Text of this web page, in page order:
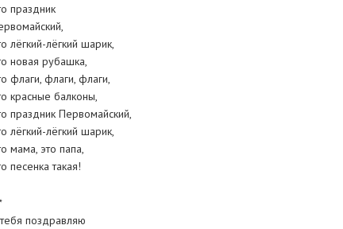
праздник
лёгкий-лёгкий шарик,
новая рубашка,
флаги, флаги, флаги,
красные балконы,
праздник Первомайский,
лёгкий-лёгкий шарик,
мама, это папа,
песенка такая!
поздравляю